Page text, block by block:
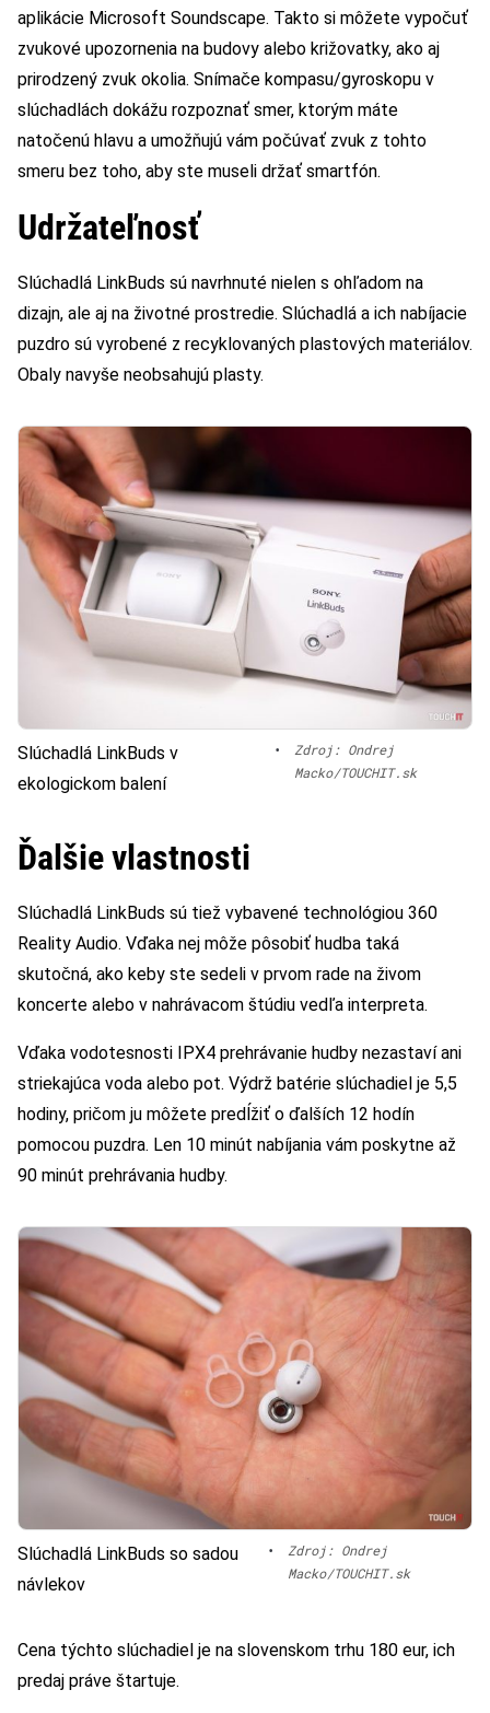
aplikácie Microsoft Soundscape. Takto si môžete vypočuť
zvukové upozornenia na budovy alebo križovatky, ako aj
prirodzený zvuk okolia. Snímače kompasu/gyroskopu v
slúchadlách dokážu rozpoznať smer, ktorým máte
natočenú hlavu a umožňujú vám počúvať zvuk z tohto
smeru bez toho, aby ste museli držať smartfón.
Udržateľnosť
Slúchadlá LinkBuds sú navrhnuté nielen s ohľadom na
dizajn, ale aj na životné prostredie. Slúchadlá a ich nabíjacie
puzdro sú vyrobené z recyklovaných plastových materiálov.
Obaly navyše neobsahujú plasty.
Slúchadlá LinkBuds v
ekologickom balení
•
Zdroj: Ondrej
Macko/TOUCHIT.sk
Ďalšie vlastnosti
Slúchadlá LinkBuds sú tiež vybavené technológiou 360
Reality Audio. Vďaka nej môže pôsobiť hudba taká
skutočná, ako keby ste sedeli v prvom rade na živom
koncerte alebo v nahrávacom štúdiu vedľa interpreta.
Vďaka vodotesnosti IPX4 prehrávanie hudby nezastaví ani
striekajúca voda alebo pot. Výdrž batérie slúchadiel je 5,5
hodiny, pričom ju môžete predĺžiť o ďalších 12 hodín
pomocou puzdra. Len 10 minút nabíjania vám poskytne až
90 minút prehrávania hudby.
Slúchadlá LinkBuds so sadou
návlekov
•
Zdroj: Ondrej
Macko/TOUCHIT.sk
Cena týchto slúchadiel je na slovenskom trhu 180 eur, ich
predaj práve štartuje.